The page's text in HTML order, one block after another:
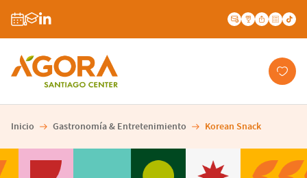
Inicio Gastronomía & Entretenimiento Korean Snack